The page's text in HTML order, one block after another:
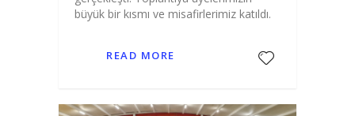
büyük bir kısmı ve misafirlerimiz katıldı.
READ MORE